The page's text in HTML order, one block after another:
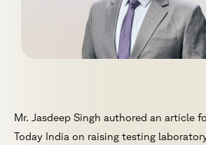
Mr. Jasdeep Singh authored an article
Today India on raising testing